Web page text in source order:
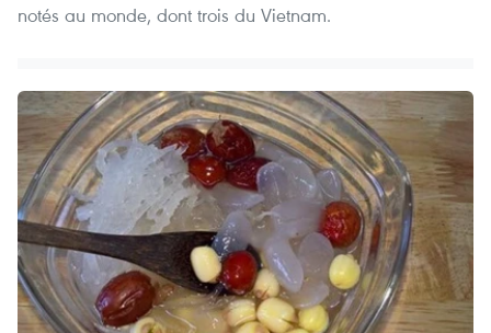
notés au monde, dont trois du Vietnam.